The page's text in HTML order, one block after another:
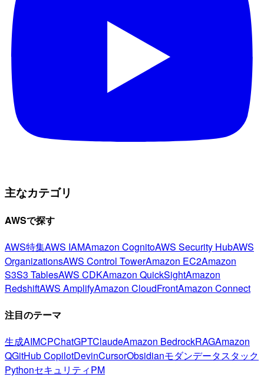
主なカテゴリ
AWSで探す
AWS特集AWS IAMAmazon CognitoAWS Security HubAWS
OrganizationsAWS Control TowerAmazon EC2Amazon
S3S3 TablesAWS CDKAmazon QuickSightAmazon
RedshiftAWS AmplifyAmazon CloudFrontAmazon Connect
注目のテーマ
生成AIMCPChatGPTClaudeAmazon BedrockRAGAmazon
QGitHub CopilotDevinCursorObsidianモダンデータスタック
PythonセキュリティPM